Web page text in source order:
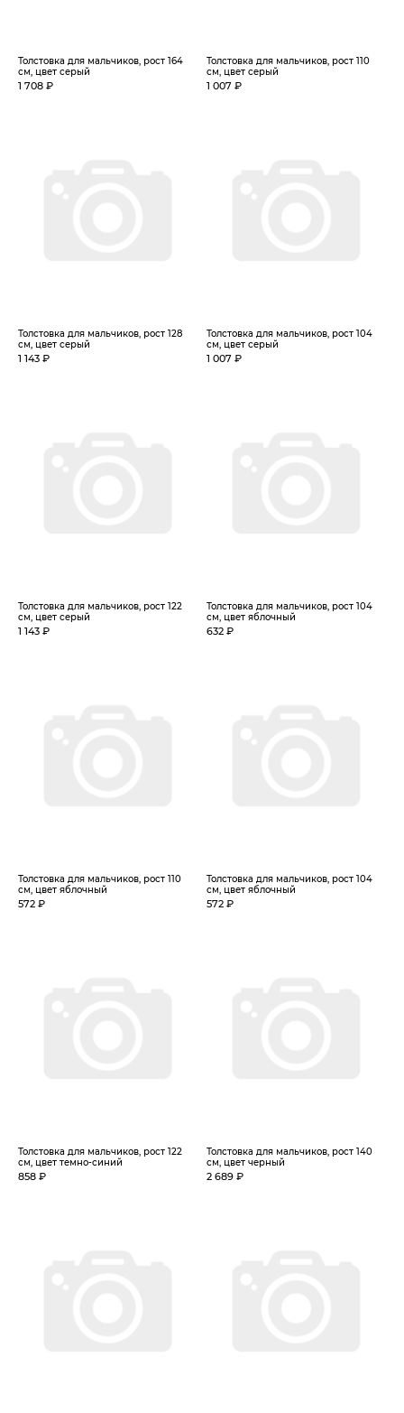
Толстовка для мальчиков, рост 164
см, цвет серый
1 708 ₽
Толстовка для мальчиков, рост 110
см, цвет серый
1 007 ₽
Толстовка для мальчиков, рост 128
см, цвет серый
1 143 ₽
Толстовка для мальчиков, рост 104
см, цвет серый
1 007 ₽
Толстовка для мальчиков, рост 122
см, цвет серый
1 143 ₽
Толстовка для мальчиков, рост 104
см, цвет яблочный
632 ₽
Толстовка для мальчиков, рост 110
см, цвет яблочный
572 ₽
Толстовка для мальчиков, рост 104
см, цвет яблочный
572 ₽
Толстовка для мальчиков, рост 122
см, цвет темно-синий
858 ₽
Толстовка для мальчиков, рост 140
см, цвет черный
2 689 ₽